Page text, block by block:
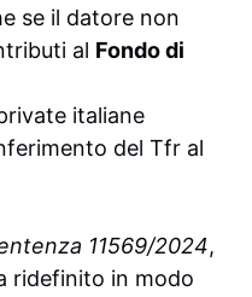
se il datore non
al Fondo di
italiane
del Tfr al
11569/2024,
ridefinito in modo